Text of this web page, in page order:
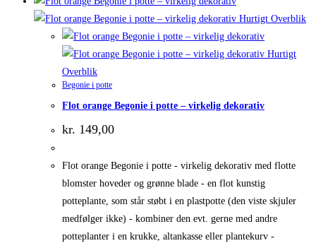
Hurtigt Overblik
Hurtigt
Overblik
Begonie i potte
Flot orange Begonie i potte – virkelig dekorativ
kr. 149,00
Flot orange Begonie i potte - virkelig dekorativ med flotte
blomster hoveder og grønne blade - en flot kunstig
potteplante, som står støbt i en plastpotte (den viste skjuler
medfølger ikke) - kombiner den evt. gerne med andre
potteplanter i en krukke, altankasse eller plantekurv -